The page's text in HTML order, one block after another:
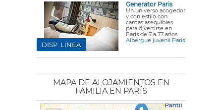
Generator Paris
Un universo acogedor
y con estilo con
camas asequibles
para divertirse en
París de 7 a 77 años.
Albergue juvenil Paris
DISP. LÍNEA
MAPA DE ALOJAMIENTOS EN
FAMILIA EN PARÍS